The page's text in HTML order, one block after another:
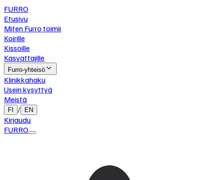
FURRO
Etusivu
Miten Furro toimii
Koirille
Kissoille
Kasvattajille
Furro-yhteisö
Klinikkahaku
Usein kysyttyä
Meistä
FI / EN
Kirjaudu
FURRO